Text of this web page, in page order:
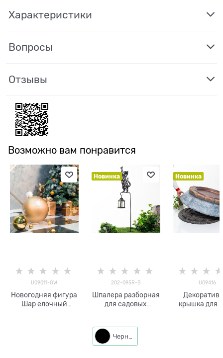
Характеристики
Вопросы
Отзывы
Возможно вам понравится
U09011-GW
Новогодняя фигура
Шар елочный
Новинка
202-095R-B
Шпалера разборная
для садовых
h=138 см
Новинка
U09416
крышка для